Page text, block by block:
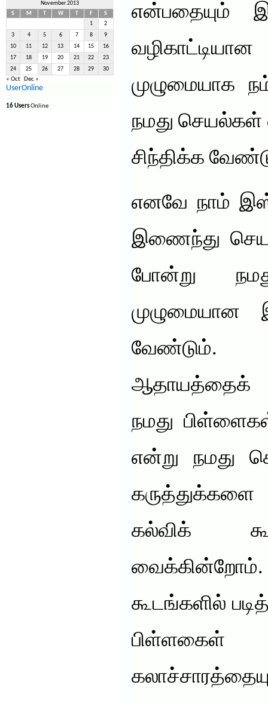
November 2013
S
M W F
S
1
2
3 4 5 6 7 8 9
10 11 12 13 14 15 16
17 18 19 20 21 22 23
24 25 26 27 28 29 30
« Oct Dec »
UserOnline
16 UsersOnline
என்பதையும்
முழுமையாக
நமது செயல்கள்
சிந்திக்க
எனவே நாம்
இணைந்து
போன்று
முழுமையான
வேண்டும்.
ஆதாயத்தைக்
நமது
என்று நமது
கல்விக்
கூடங்களில்
பிள்ளகைள்